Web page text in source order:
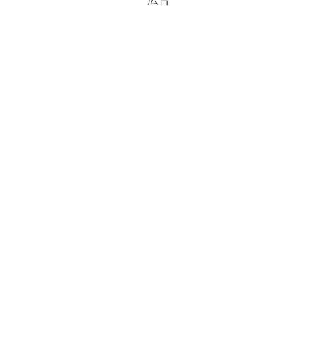
奇跡の毛色「白毛馬」とは？